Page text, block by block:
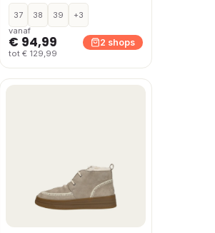
37 38 39
+3
vanaf
€ 94,99
tot € 129,99
2 shops